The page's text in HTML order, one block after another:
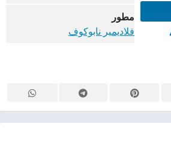
مطور
فلاديمير نابوكوف